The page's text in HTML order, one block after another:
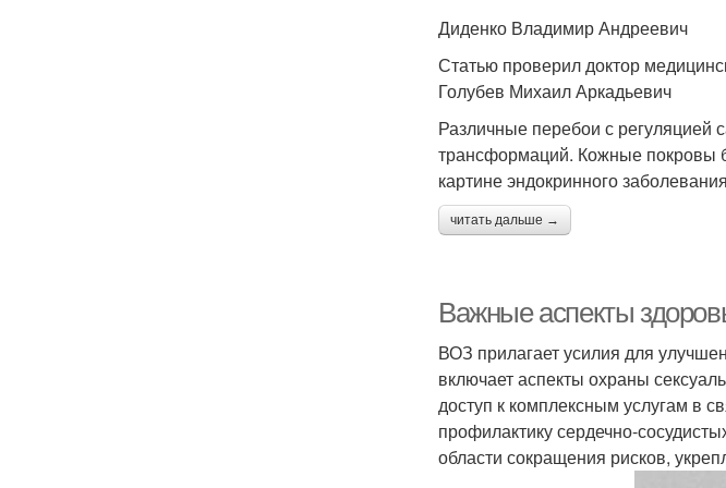
Диденко Владимир Андреевич
Статью проверил доктор
Голубев Михаил Аркадьевич
Различные перебои с регуляцией
трансформаций. Кожные покровы
картине эндокринного
читать дальше →
Важные аспекты
ВОЗ прилагает усилия для
включает аспекты охраны
доступ к комплексным услугам в
профилактику сердечно-
области сокращения рисков,